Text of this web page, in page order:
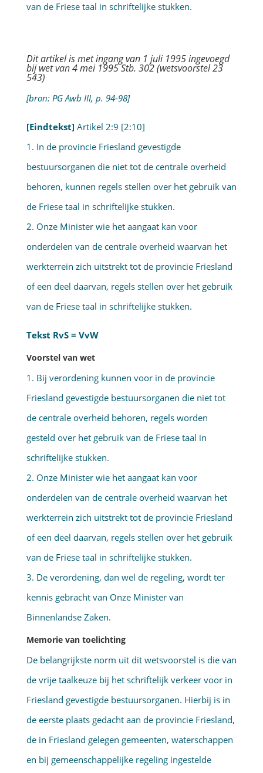
van de Friese taal in schriftelijke stukken.
Dit artikel is met ingang van 1 juli 1995 ingevoegd
bij wet van 4 mei 1995 Stb. 302 (wetsvoorstel 23
543)
[bron: PG Awb III, p. 94-98]
[Eindtekst] Artikel 2:9 [2:10]
1. In de provincie Friesland gevestigde
bestuursorganen die niet tot de centrale overheid
behoren, kunnen regels stellen over het gebruik van
de Friese taal in schriftelijke stukken.
2. Onze Minister wie het aangaat kan voor
onderdelen van de centrale overheid waarvan het
werkterrein zich uitstrekt tot de provincie Friesland
of een deel daarvan, regels stellen over het gebruik
van de Friese taal in schriftelijke stukken.
Tekst RvS = VvW
Voorstel van wet
1. Bij verordening kunnen voor in de provincie
Friesland gevestigde bestuursorganen die niet tot
de centrale overheid behoren, regels worden
gesteld over het gebruik van de Friese taal in
schriftelijke stukken.
2. Onze Minister wie het aangaat kan voor
onderdelen van de centrale overheid waarvan het
werkterrein zich uitstrekt tot de provincie Friesland
of een deel daarvan, regels stellen over het gebruik
van de Friese taal in schriftelijke stukken.
3. De verordening, dan wel de regeling, wordt ter
kennis gebracht van Onze Minister van
Binnenlandse Zaken.
Memorie van toelichting
De belangrijkste norm uit dit wetsvoorstel is die van
de vrije taalkeuze bij het schriftelijk verkeer voor in
Friesland gevestigde bestuursorganen. Hierbij is in
de eerste plaats gedacht aan de provincie Friesland,
de in Friesland gelegen gemeenten, waterschappen
en bij gemeenschappelijke regeling ingestelde